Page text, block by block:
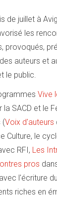
de juillet à
les
provoqués,
auteurs et
le public.
Vive
SACD et le
(Voix d'auteurs
Culture, le
RFI, Les
pros
l'écriture
riches en